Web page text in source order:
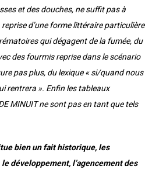
et des douches, ne suffit pas à
d’une forme littéraire particulière
qui dégagent de la fumée, du
des fourmis reprise dans le scénario
pas plus, du lexique « si/quand nous
rentrera ». Enfin les tableaux
MINUIT ne sont pas en tant que tels
bien un fait historique, les
développement, l’agencement des